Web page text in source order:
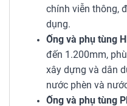
chính viễn thông,
dụng.
Ống và phụ tùng
đến 1.200mm,
xây dựng và dân
nước phèn và
Ống và phụ tùng